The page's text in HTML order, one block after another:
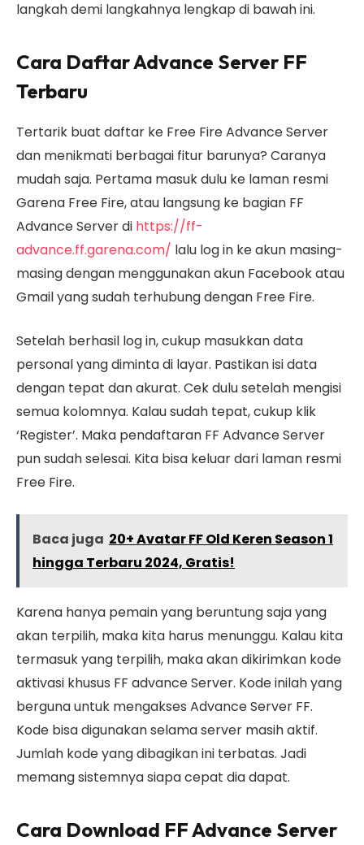
langkah demi langkahnya lengkap di bawah ini.
Cara Daftar Advance Server FF
Terbaru
Tertarik buat daftar ke Free Fire Advance Server
dan menikmati berbagai fitur barunya? Caranya
mudah saja. Pertama masuk dulu ke laman resmi
Garena Free Fire, atau langsung ke bagian FF
Advance Server di https://ff-
advance.ff.garena.com/ lalu log in ke akun masing-
masing dengan menggunakan akun Facebook atau
Gmail yang sudah terhubung dengan Free Fire.
Setelah berhasil log in, cukup masukkan data
personal yang diminta di layar. Pastikan isi data
dengan tepat dan akurat. Cek dulu setelah mengisi
semua kolomnya. Kalau sudah tepat, cukup klik
‘Register’. Maka pendaftaran FF Advance Server
pun sudah selesai. Kita bisa keluar dari laman resmi
Free Fire.
Baca juga 20+ Avatar FF Old Keren Season 1
hingga Terbaru 2024, Gratis!
Karena hanya pemain yang beruntung saja yang
akan terpilih, maka kita harus menunggu. Kalau kita
termasuk yang terpilih, maka akan dikirimkan kode
aktivasi khusus FF advance Server. Kode inilah yang
berguna untuk mengakses Advance Server FF.
Kode bisa digunakan selama server masih aktif.
Jumlah kode yang dibagikan ini terbatas. Jadi
memang sistemnya siapa cepat dia dapat.
Cara Download FF Advance Server